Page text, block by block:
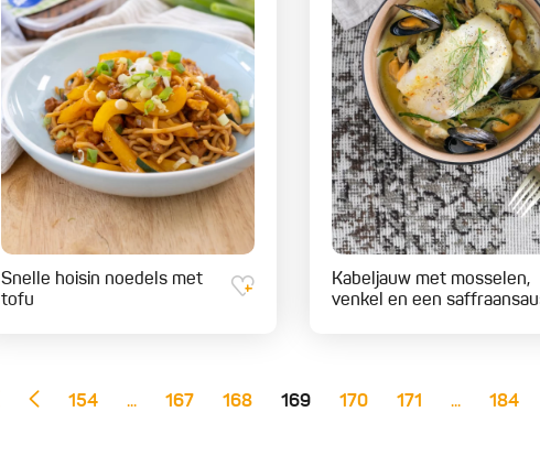
Snelle hoisin noedels met
tofu
Kabeljauw met mosselen,
venkel en een
154 ... 167 168 169 170 171 ... 184